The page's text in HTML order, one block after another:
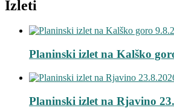
Izleti
Planinski izlet na Kalško
Planinski izlet na Rjavino